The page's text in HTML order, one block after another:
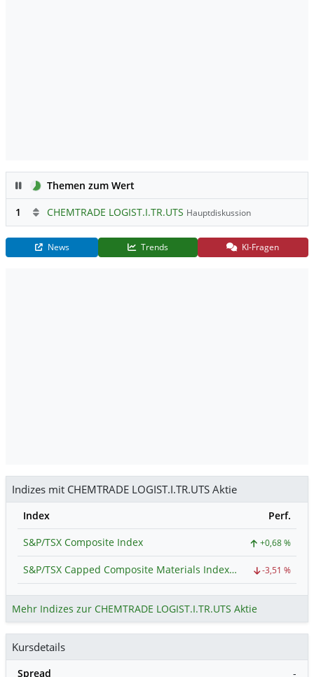
PauseThemen zum Wert
1
CHEMTRADE LOGIST.I.TR.UTS Hauptdiskussion
News Trends KI-Fragen
Indizes mit CHEMTRADE LOGIST.I.TR.UTS Aktie
Index
Perf.
S&P/TSX Composite Index
+0,68 %
S&P/TSX Capped Composite Materials Index (Industry) -3,51 %
Mehr Indizes zur CHEMTRADE LOGIST.I.TR.UTS Aktie
Kursdetails
Spread -